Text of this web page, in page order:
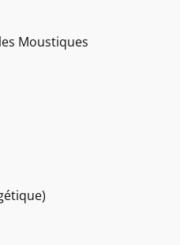
Moustiques